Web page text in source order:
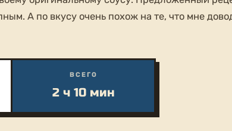
А по вкусу очень похож на те, что мне
ВСЕГО
2 ч 10 мин